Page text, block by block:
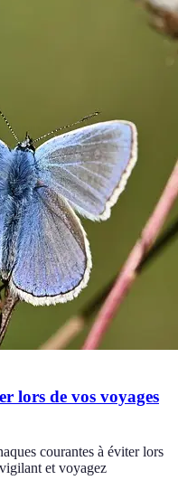
lors de vos voyages
courantes à éviter lors
et voyagez